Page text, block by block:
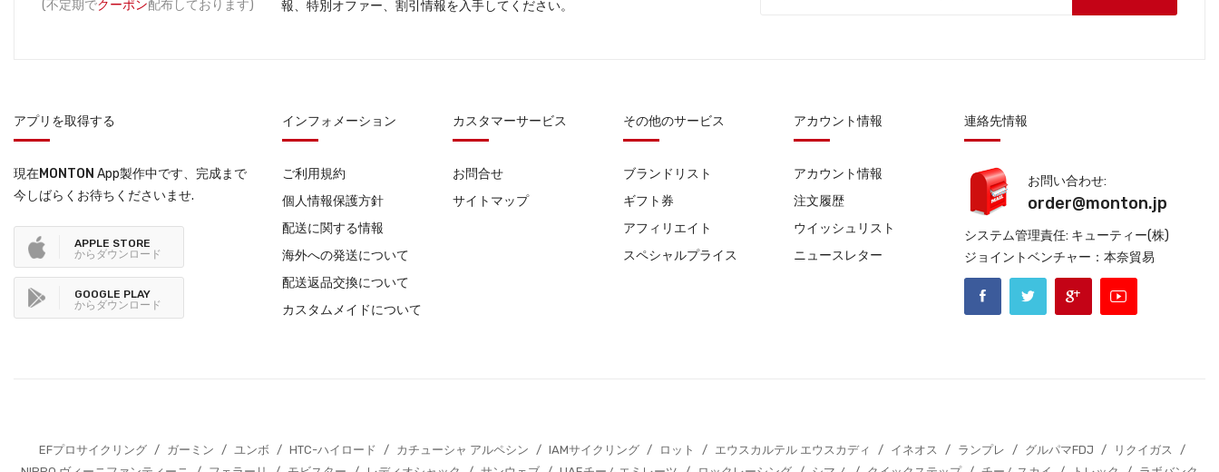
(不定期でクーポン配布しております)
報、特別オファー、割引情報を入手してください。
アプリを取得する
現在MONTON App製作中です、完成まで
今しばらくお待ちくださいませ.
APPLE STORE
からダウンロード
GOOGLE PLAY
からダウンロード
インフォメーション
ご利用規約
個人情報保護方針
配送に関する情報
海外への発送について
配送返品交換について
カスタムメイドについて
カスタマーサービス
お問合せ
サイトマップ
その他のサービス
ブランドリスト
ギフト券
アフィリエイト
スペシャルプライス
アカウント情報
アカウント情報
注文履歴
ウイッシュリスト
ニュースレター
連絡先情報
お問い合わせ:
order@monton.jp
システム管理責任: キューティー(株)
ジョイントベンチャー：本奈貿易
EFプロサイクリング / ガーミン / ユンボ / HTC-ハイロード / カチューシャ アルペシン / IAMサイクリング / ロット / エウスカルテル エウスカディ / イネオス / ランプレ / グルパマFDJ / リクイガス
/